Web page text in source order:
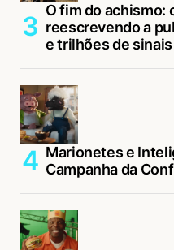
O fim do achismo:
reescrevendo a
e trilhões de sinais
Marionetes e
Campanha da